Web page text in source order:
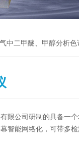
中二甲醚、甲醇分析色
限公司研制的具备一
智能网络化，可带多